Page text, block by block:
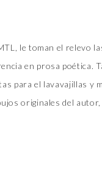
le toman el relevo
en prosa poética.
para el lavavajillas y
originales del